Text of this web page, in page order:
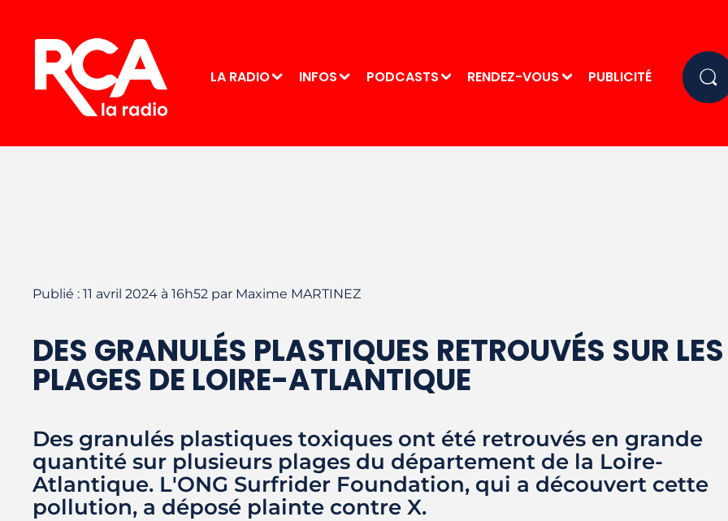
LA RADIO INFOS PODCASTS RENDEZ-VOUS PUBLICITÉ
Publié : 11 avril 2024 à 16h52 par Maxime MARTINEZ
DES GRANULÉS PLASTIQUES RETROUVÉS SUR LES
PLAGES DE LOIRE-ATLANTIQUE
Des granulés plastiques toxiques ont été retrouvés en grande
quantité sur plusieurs plages du département de la Loire-
Atlantique. L'ONG Surfrider Foundation, qui a découvert cette
pollution, a déposé plainte contre X.